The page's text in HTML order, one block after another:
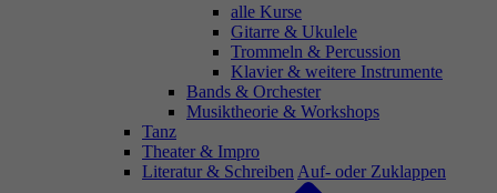
alle Kurse
Gitarre & Ukulele
Trommeln & Percussion
Klavier & weitere Instrumente
Bands & Orchester
Musiktheorie & Workshops
Tanz
Theater & Impro
Literatur & Schreiben Auf- oder Zuklappen